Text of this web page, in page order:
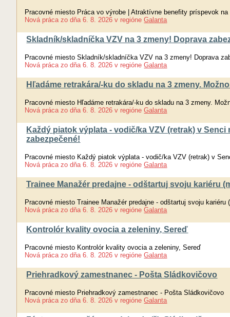
Pracovné miesto Práca vo výrobe | Atraktívne benefity príspevok
Nová práca zo dňa 6. 8. 2026 v regióne Galanta
Skladník/skladníčka VZV na 3 zmeny! Doprava
Pracovné miesto Skladník/skladníčka VZV na 3 zmeny! Doprava
Nová práca zo dňa 6. 8. 2026 v regióne Galanta
Hľadáme retrakára/-ku do skladu na 3 zmeny.
Pracovné miesto Hľadáme retrakára/-ku do skladu na 3 zmeny.
Nová práca zo dňa 6. 8. 2026 v regióne Galanta
Každý piatok výplata - vodič/ka VZV (retrak) v
zabezpečené!
Pracovné miesto Každý piatok výplata - vodič/ka VZV (retrak) v
Nová práca zo dňa 6. 8. 2026 v regióne Galanta
Trainee Manažér predajne - odštartuj svoju kariéru
Pracovné miesto Trainee Manažér predajne - odštartuj svoju kariéru
Nová práca zo dňa 6. 8. 2026 v regióne Galanta
Kontrolór kvality ovocia a zeleniny, Sereď
Pracovné miesto Kontrolór kvality ovocia a zeleniny, Sereď
Nová práca zo dňa 6. 8. 2026 v regióne Galanta
Priehradkový zamestnanec - Pošta Sládkovičovo
Pracovné miesto Priehradkový zamestnanec - Pošta Sládkovičovo
Nová práca zo dňa 6. 8. 2026 v regióne Galanta